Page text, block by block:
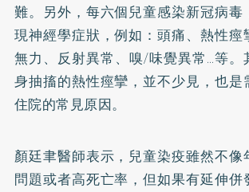
難。另外，每六個兒童感染新冠病毒
現神經學症狀，例如：頭痛、熱性痙
無力、反射異常、嗅/味覺異常…等。
身抽搐的熱性痙攣，並不少見，也是
住院的常見原因。
顏廷聿醫師表示，兒童染疫雖然不像
問題或者高死亡率，但如果有延伸併